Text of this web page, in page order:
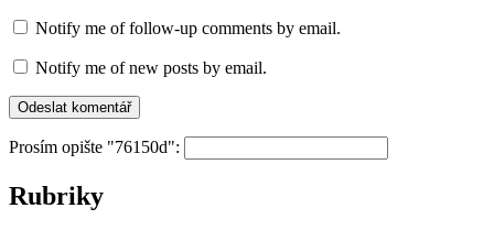
Notify me of follow-up comments by email.
Notify me of new posts by email.
Prosím opište "76150d":
Rubriky